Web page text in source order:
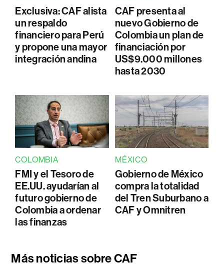
Exclusiva: CAF alista
un respaldo
financiero para Perú
y propone una mayor
integración andina
CAF presenta al
nuevo Gobierno de
Colombia un plan de
financiación por
US$9.000 millones
hasta 2030
COLOMBIA
FMI y el Tesoro de
EE.UU. ayudarían al
futuro gobierno de
Colombia a ordenar
las finanzas
MÉXICO
Gobierno de México
compra la totalidad
del Tren Suburbano a
CAF y Omnitren
Más noticias sobre CAF